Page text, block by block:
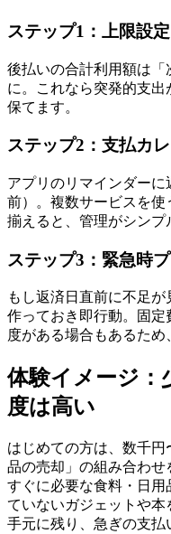
ステップ1：上限設定
後払いの合計利用額は
に。これなら突発的支
保てます。
ステップ2：支払カ
アプリのリマインダーに
前）。複数サービスを使
揃えると、管理がシンプ
ステップ3：緊急時
もし返済日直前に不足
作っておき即行動。固定
度がある場合もあるため
体験イメージ：
度は高い
はじめての方は、数千
品の売却」の組み合わせ
すぐに必要な食料・日用
ていないガジェットや
手元に残り、急ぎの支